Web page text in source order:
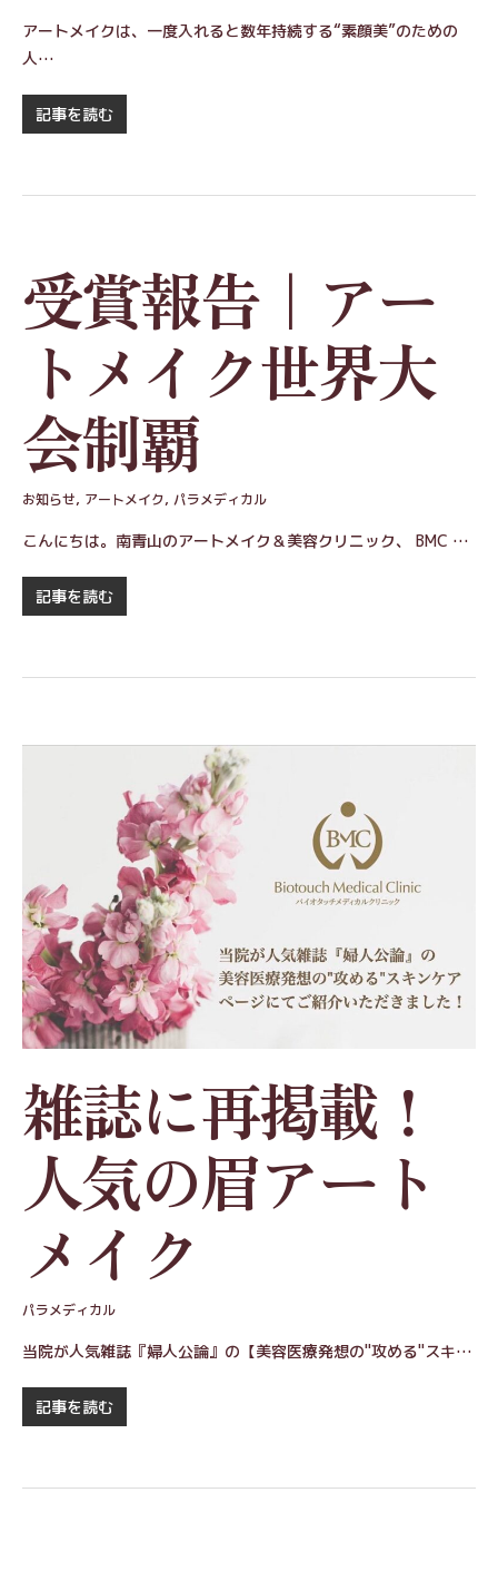
アートメイクは、一度入れると数年持続する“素顔美”のための
人…
記事を読む
受賞報告｜アー
トメイク世界大
会制覇
お知らせ, アートメイク, パラメディカル
こんにちは。南青山のアートメイク＆美容クリニック、 BMC …
記事を読む
雑誌に再掲載！
人気の眉アート
メイク
パラメディカル
当院が人気雑誌『婦人公論』の【美容医療発想の"攻める"スキ…
記事を読む